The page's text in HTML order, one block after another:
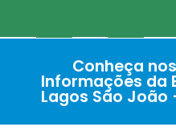
Conheça
Informações da
Lagos São João